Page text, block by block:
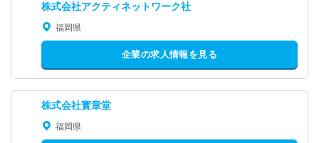
株式会社アクティネットワーク社
福岡県
企業の求人情報を見る
株式会社寳章堂
福岡県